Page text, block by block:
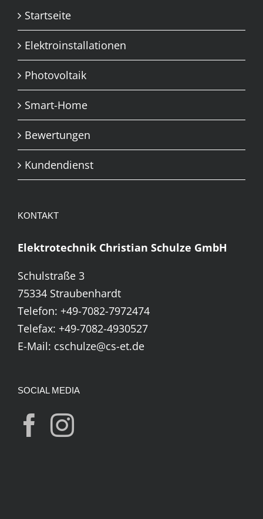
Startseite
Elektroinstallationen
Photovoltaik
Smart-Home
Bewertungen
Kundendienst
KONTAKT
Elektrotechnik Christian Schulze GmbH
Schulstraße 3
75334 Straubenhardt
Telefon: +49-7082-7972474
Telefax: +49-7082-4930527
E-Mail: cschulze@cs-et.de
SOCIAL MEDIA